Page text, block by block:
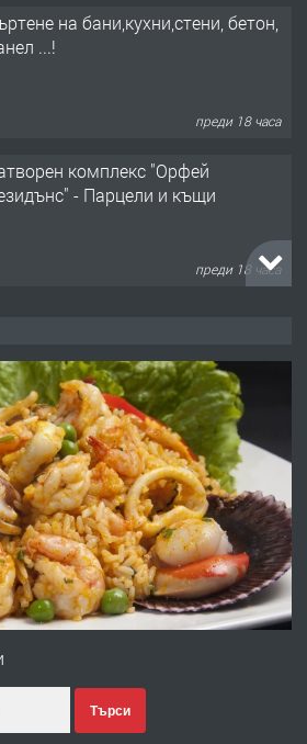
на бани,кухни,стени, бетон,
...!
преди 18 часа
комплекс "Орфей
- Парцели и къщи
преди 18 часа
426
преди 18 часа
обзаведено жилище за жена
брокери 0889 537 426
преди 18 часа
НАЕМ двустаен Орфей
Търси